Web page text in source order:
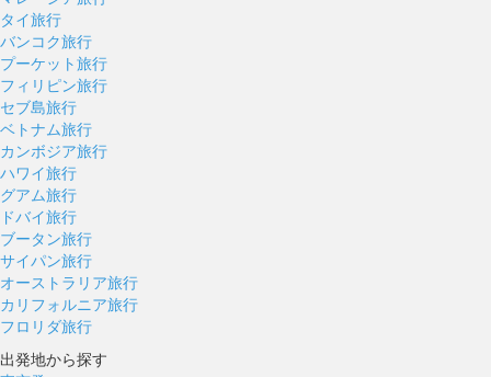
タイ旅行
バンコク旅行
プーケット旅行
フィリピン旅行
セブ島旅行
ベトナム旅行
カンボジア旅行
ハワイ旅行
グアム旅行
ドバイ旅行
ブータン旅行
サイパン旅行
オーストラリア旅行
カリフォルニア旅行
フロリダ旅行
出発地から探す